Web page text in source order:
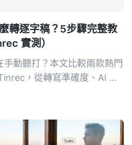
轉逐字稿？5步驟完整教
實測）
動聽打？本文比較兩款熱門
，從轉寫準確度、AI 整